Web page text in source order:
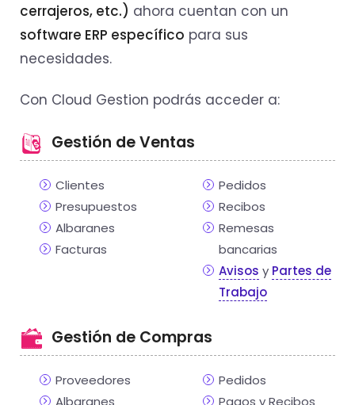
cerrajeros, etc.) ahora cuentan con un
software ERP específico para sus
necesidades.
Con Cloud Gestion podrás acceder a:
Gestión de Ventas
Clientes
Presupuestos
Albaranes
Facturas
Pedidos
Recibos
Remesas
bancarias
Avisos y Partes de
Trabajo
Gestión de Compras
Proveedores
Albaranes
Pedidos
Pagos y Recibos